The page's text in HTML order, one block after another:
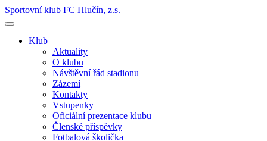
Sportovní klub FC Hlučín, z.s.
Klub
Aktuality
O klubu
Návštěvní řád stadionu
Zázemí
Kontakty
Vstupenky
Oficiální prezentace klubu
Členské příspěvky
Fotbalová školička